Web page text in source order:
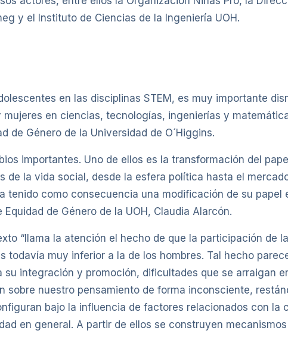
y el Instituto de Ciencias de la Ingeniería UOH.
en las disciplinas STEM, es muy importante
en ciencias, tecnologías, ingenierías y
de Género de la Universidad de O´Higgins.
importantes. Uno de ellos es la transformación del
de la vida social, desde la esfera política hasta el
tenido como consecuencia una modificación de su papel
de Género de la UOH, Claudia Alarcón.
“llama la atención el hecho de que la participación de
muy inferior a la de los hombres. Tal hecho
integración y promoción, dificultades que se arraigan
nuestro pensamiento de forma inconsciente,
bajo la influencia de factores relacionados con la
en general. A partir de ellos se construyen